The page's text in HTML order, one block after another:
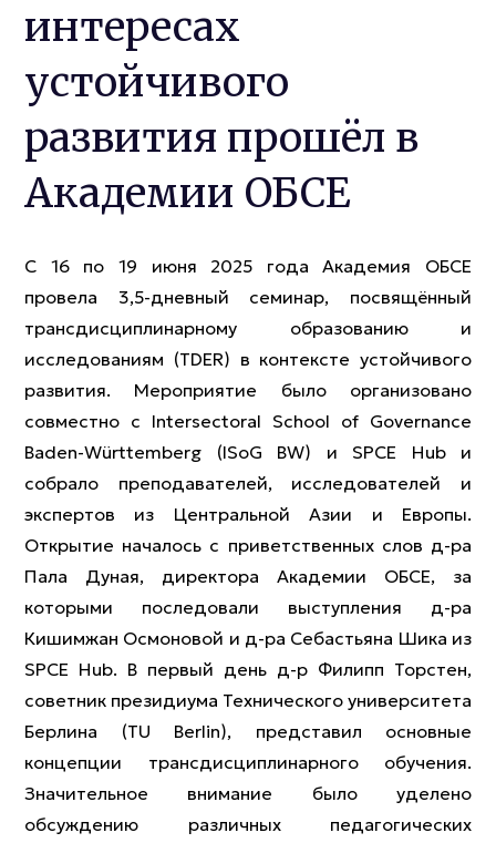
интересах
устойчивого
развития прошёл в
Академии ОБСЕ
С 16 по 19 июня 2025 года Академия ОБСЕ
провела 3,5-дневный семинар, посвящённый
трансдисциплинарному образованию и
исследованиям (TDER) в контексте устойчивого
развития. Мероприятие было организовано
совместно с Intersectoral School of Governance
Baden-Württemberg (ISoG BW) и SPCE Hub и
собрало преподавателей, исследователей и
экспертов из Центральной Азии и Европы.
Открытие началось с приветственных слов д-ра
Пала Дуная, директора Академии ОБСЕ, за
которыми последовали выступления д-ра
Кишимжан Осмоновой и д-ра Себастьяна Шика из
SPCE Hub. В первый день д-р Филипп Торстен,
советник президиума Технического университета
Берлина (TU Berlin), представил основные
концепции трансдисциплинарного обучения.
Значительное внимание было уделено
обсуждению различных педагогических